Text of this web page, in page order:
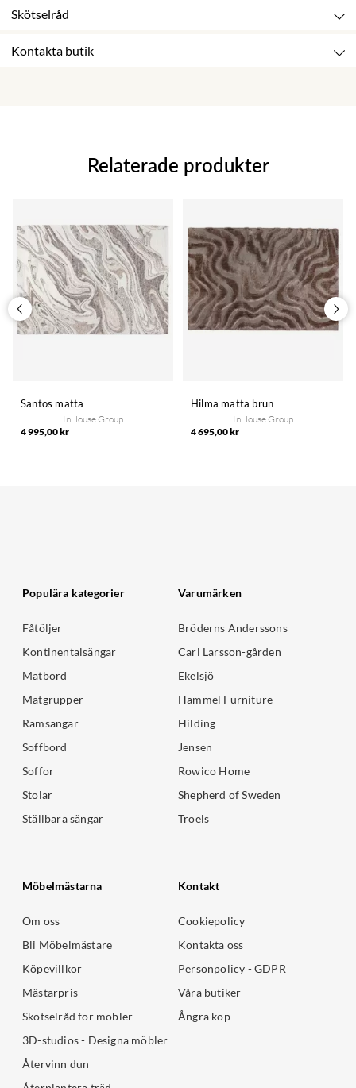
Skötselråd
Kontakta butik
Relaterade produkter
Santos matta
InHouse Group
4 995,00 kr
Hilma matta brun
InHouse Group
4 695,00 kr
Populära kategorier
Fåtöljer
Kontinentalsängar
Matbord
Matgrupper
Ramsängar
Soffbord
Soffor
Stolar
Ställbara sängar
Varumärken
Bröderns Anderssons
Carl Larsson-gården
Ekelsjö
Hammel Furniture
Hilding
Jensen
Rowico Home
Shepherd of Sweden
Troels
Möbelmästarna
Om oss
Bli Möbelmästare
Köpevillkor
Mästarpris
Skötselråd för möbler
3D-studios - Designa möbler
Återvinn dun
Kontakt
Cookiepolicy
Kontakta oss
Personpolicy - GDPR
Våra butiker
Ångra köp